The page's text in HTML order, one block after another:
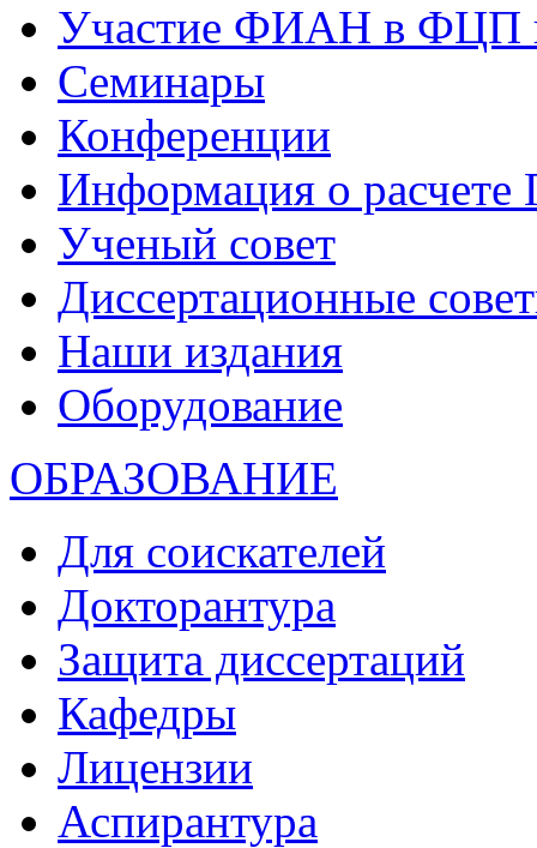
Участие ФИАН в ФЦП
Семинары
Конференции
Информация о
Ученый совет
Диссертационные
Наши издания
Оборудование
ОБРАЗОВАНИЕ
Для соискателей
Докторантура
Защита диссертаций
Кафедры
Лицензии
Аспирантура